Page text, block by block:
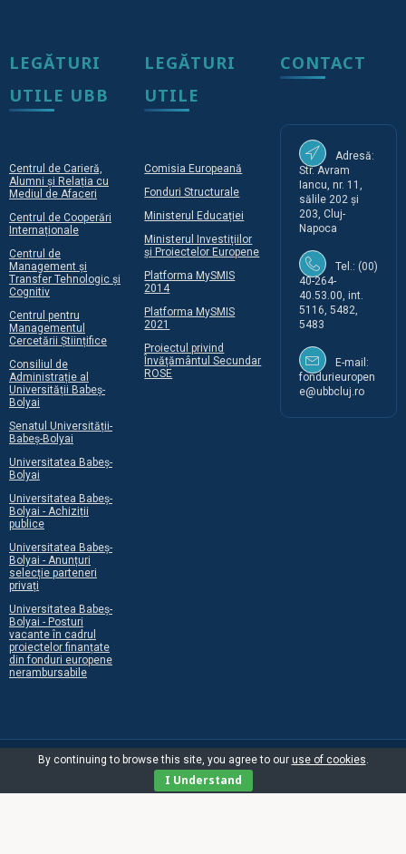
LEGĂTURI
UTILE UBB
Centrul de Carieră,
Alumni și Relația cu
Mediul de Afaceri
Centrul de Cooperări
Internaționale
Centrul de
Management și
Transfer Tehnologic și
Cognitiv
Centrul pentru
Managementul
Cercetării Științifice
Consiliul de
Administrație al
Universității Babeș-
Bolyai
Senatul Universității-
Babeș-Bolyai
Universitatea Babeș-
Bolyai
Universitatea Babeș-
Bolyai - Achiziții
publice
Universitatea Babeș-
Bolyai - Anunțuri
selecție parteneri
privați
Universitatea Babeș-
Bolyai - Posturi
vacante în cadrul
proiectelor finanțate
din fonduri europene
nerambursabile
LEGĂTURI
UTILE
Comisia Europeană
Fonduri Structurale
Ministerul Educației
Ministerul Investițiilor
și Proiectelor Europene
Platforma MySMIS
2014
Platforma MySMIS
2021
Proiectul privind
Învățământul Secundar
ROSE
CONTACT
Adresă:
Str. Avram
Iancu, nr. 11,
sălile 202 și
203, Cluj-
Napoca
Tel.: (00)
40-264-
40.53.00, int.
5116, 5482,
5483
E-mail:
fondurieuropen
e@ubbcluj.ro
By continuing to browse this site, you agree to our use of cookies.
I Understand